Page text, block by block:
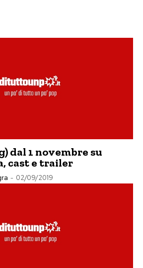
dal 1 novembre su
cast e trailer
- 02/09/2019